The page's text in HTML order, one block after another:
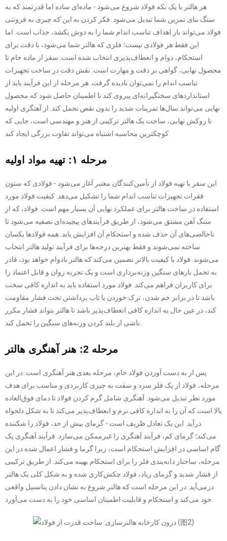
هر هالتر با یک تکه فولاد شروع می‌شود - ماده‌ای ساده اما قدرتمند که به
سنگ بنای تمرین شما تبدیل می‌شود. فکر کردن به این که چیزی به فروتنی
فولاد می‌تواند بار اهداف تناسب اندام شما را به دوش بکشد، جذاب است. اما
این فقط هر فولادی نیست؛ فلزی که هالتر شما می‌شود، با دقت برای
استحکام، دوام و انعطاف‌پذیری انتخاب شده است. سفر از ماده خام تا
محصول نهایی، گواهی بر دقت و مهارت است. نقش دقت در ساخت تجهیزات
تناسب اندام را نمی‌توان نادیده گرفت. هر مرحله از این فرآیند باید از
استانداردهای سختگیرانه‌ای پیروی کند تا اطمینان حاصل شود که محصول
نهایی می‌تواند سال‌ها تمرینات شدید را بدون نقص تحمل کند. از آهنگری اولیه
تا روکش نهایی، ساخت یک هالتر ترکیبی از هنر و مهندسی است، جایی که
مرحله ۱: تهیه مواد اولیه
این سفر با تهیه فولاد از تأمین‌کنندگان معتبر آغاز می‌شود - فولادی که ستون
فقرات تجهیزات تناسب اندام شما را تشکیل می‌دهد. کیفیت فولاد مورد
استفاده در ساخت هالتر برای عملکرد نهایی آن بسیار مهم است. فولاد، که از
سنگ آهن مشتق می‌شود، از طریق فرآیندهای پیچیده‌ای تصفیه می‌شود تا
ناخالصی‌های آن حذف شده و استحکام آن افزایش یابد. همه فولادها یکسان
ساخته نمی‌شوند و فقط بهترین درجه‌ها برای فرآیند تولید هالتر انتخاب
می‌شوند. فولاد با کیفیت بالاتر تضمین می‌کند که هالتر بادوام خواهد بود، قادر
به تحمل بارهای سنگین وزنه‌برداری است و یک تجربه روان و قابل اعتماد را
برای کاربران فراهم می‌کند. فولاد مورد استفاده باید به اندازه کافی سخت
باشد تا در برابر خم شدن، ترک خوردن یا تاب برداشتن تحت فشار مقاومت
کند، در عین حال به اندازه کافی انعطاف‌پذیر باشد تا هالتر بتواند فشار مکرر
مرحله 2: هنر آهنگری هالتر
پس از به دست آوردن فولاد خام، مرحله بعدی هنر آهنگری است. در این
مرحله، فولاد از یک فلز سرد و سفت به چیزی کاربردی و مناسب برای هدف
مورد نظر تبدیل می‌شود. آهنگری شامل گرم کردن فولاد تا دمای فوق‌العاده
بالا است که آن را به اندازه کافی نرم و انعطاف‌پذیر می‌کند تا به شکل دلخواه
درآید. این یک تعادل ظریف است - گرمای بیش از حد، فولاد را شکننده
می‌کند؛ گرمای کم، فرآیند آهنگری را غیرممکن می‌سازد. فرآیند آهنگری یک
گام اساسی در افزایش استحکام است، زیرا گرما و فشار اعمال شده در این
مرحله، ساختار دانه‌بندی فلز را برای استحکام بهینه می‌کند. از طریق ترکیبی
از فشار شدید و گرمای زیاد، فولاد چکش‌کاری شده و به شکل کلی یک هالتر
درمی‌آید. در این مرحله است که هالتر شروع به نشان دادن پتانسیل واقعی